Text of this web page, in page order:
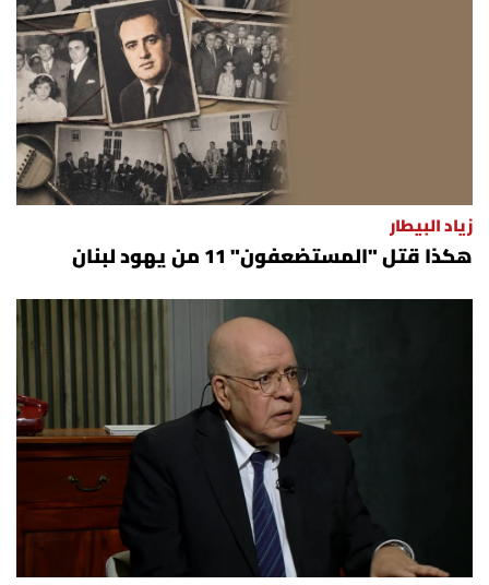
زياد البيطار
هكذا قتل "المستضعفون" 11 من يهود لبنان